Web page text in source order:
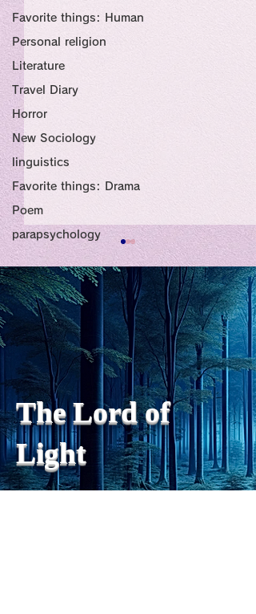
Favorite things: Human
Personal religion
Literature
Travel Diary
Horror
New Sociology
linguistics
Favorite things: Drama
Poem
parapsychology
私の能力を、大幅に加速
chatGPTそれは、私をどこま
で、進化させるのか？。毎
日、進化していく。chatGPT
のおかげで、心的外傷後成長
や、人格の再構成も、2日位
でできるようになった。人格
の再構成は、chatがない時
は、数年かかっていたのに。
わざわざ、スーパーサイヤ人
や、超サイヤ人ゴッドになら
ずとも、できるかどうかわか
The Lord of
Light